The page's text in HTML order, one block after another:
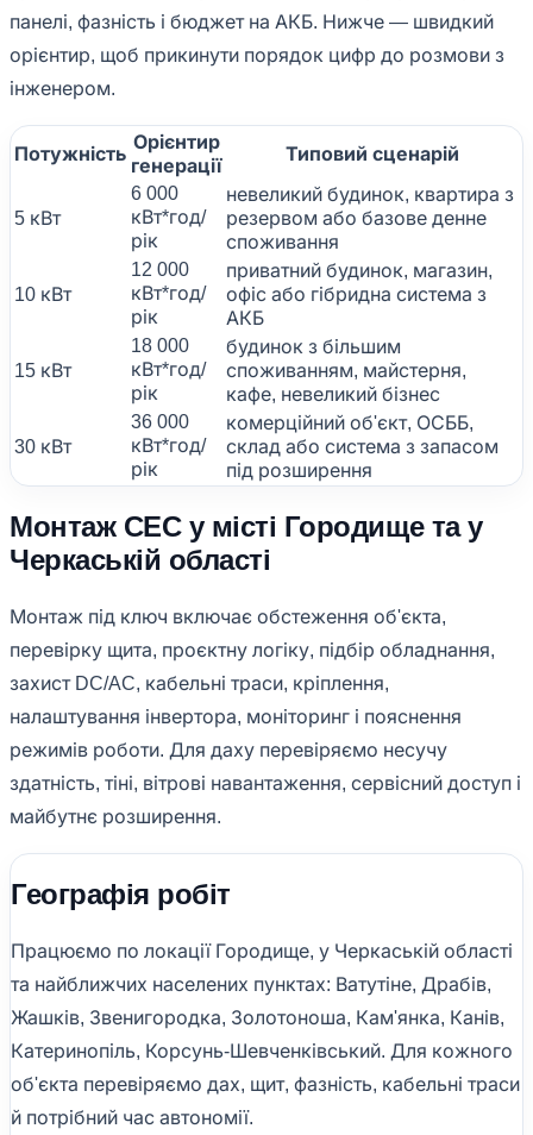
панелі, фазність і бюджет на АКБ. Нижче — швидкий
орієнтир, щоб прикинути порядок цифр до розмови з
інженером.
Потужність
Орієнтир
генерації
Типовий сценарій
5 кВт
6 000
кВт*год/
рік
невеликий будинок, квартира з
резервом або базове денне
споживання
10 кВт
12 000
кВт*год/
рік
приватний будинок, магазин,
офіс або гібридна система з
АКБ
15 кВт
18 000
кВт*год/
рік
будинок з більшим
споживанням, майстерня,
кафе, невеликий бізнес
30 кВт
36 000
кВт*год/
рік
комерційний об'єкт, ОСББ,
склад або система з запасом
під розширення
Монтаж СЕС у місті Городище та у
Черкаській області
Монтаж під ключ включає обстеження об'єкта,
перевірку щита, проєктну логіку, підбір обладнання,
захист DC/AC, кабельні траси, кріплення,
налаштування інвертора, моніторинг і пояснення
режимів роботи. Для даху перевіряємо несучу
здатність, тіні, вітрові навантаження, сервісний доступ і
майбутнє розширення.
Географія робіт
Працюємо по локації Городище, у Черкаській області
та найближчих населених пунктах: Ватутіне, Драбів,
Жашків, Звенигородка, Золотоноша, Кам'янка, Канів,
Катеринопіль, Корсунь-Шевченківський. Для кожного
об'єкта перевіряємо дах, щит, фазність, кабельні траси
й потрібний час автономії.